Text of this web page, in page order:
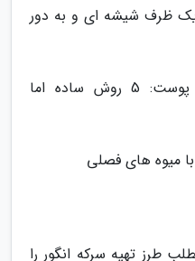
ظرف شیشه ای و به دور
طرز تهیه ترشی لیموترش با پوست: 5 روش ساده اما
میوه های فصلی
طرز تهیه سرکه انگور را